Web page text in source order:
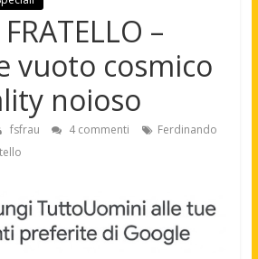
–
vuoto cosmico
noioso
fsfrau 4 commenti
Ferdinando